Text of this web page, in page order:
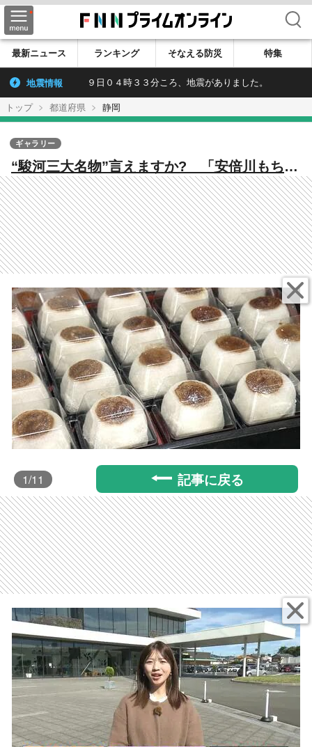
検索
最新ニュース ランキング そなえる防災 特集
地震情報 ９日０４時３３分ころ、地震がありました。
トップ 都道府県 静岡
“駿河三大名物”言えますか? 「安倍川もち」
「追分ようかん」 そして「うさぎもち」っ
てどんな餅? 静岡市
ギャラリー
1/11 記事に戻る